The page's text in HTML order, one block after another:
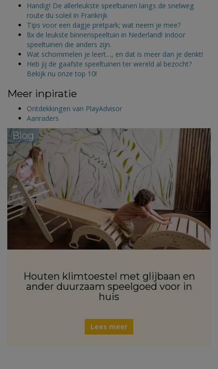
Handig! De allerleukste speeltuinen langs de snelweg
route du soleil in Frankrijk
Tips voor een dagje pretpark; wat neem je mee?
8x de leukste binnenspeeltuin in Nederland! Indoor
speeltuinen die anders zijn.
Wat schommelen je leert…, en dat is meer dan je denkt!
Heb jij de gaafste speeltuinen ter wereld al bezocht?
Bekijk nu onze top 10!
Meer inpiratie
Ontdekkingen van PlayAdvisor
Aanraders
Blog
Houten klimtoestel met glijbaan en
ander duurzaam speelgoed voor in
huis
Lees meer